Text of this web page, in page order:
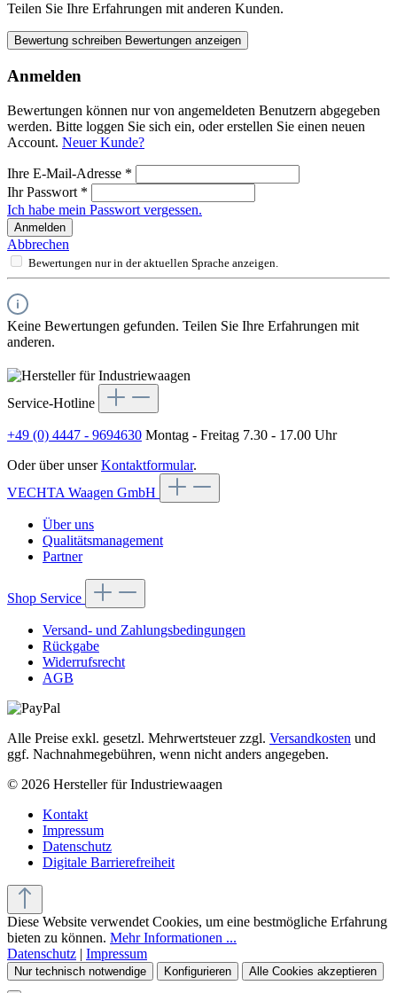
Teilen Sie Ihre Erfahrungen mit anderen Kunden.
Bewertung schreiben Bewertungen anzeigen
Anmelden
Bewertungen können nur von angemeldeten Benutzern abgegeben
werden. Bitte loggen Sie sich ein, oder erstellen Sie einen neuen
Account. Neuer Kunde?
Ihre E-Mail-Adresse *
Ihr Passwort *
Ich habe mein Passwort vergessen.
Anmelden
Abbrechen
Bewertungen nur in der aktuellen Sprache anzeigen.
Keine Bewertungen gefunden. Teilen Sie Ihre Erfahrungen mit
anderen.
Service-Hotline
+49 (0) 4447 - 9694630 Montag - Freitag 7.30 - 17.00 Uhr
Oder über unserKontaktformular.
VECHTA Waagen GmbH
Über uns
Qualitätsmanagement
Partner
Shop Service
Versand- und Zahlungsbedingungen
Rückgabe
Widerrufsrecht
AGB
Alle Preise exkl. gesetzl. Mehrwertsteuer zzgl. Versandkosten und
ggf. Nachnahmegebühren, wenn nicht anders angegeben.
© 2026 Hersteller für Industriewaagen
Kontakt
Impressum
Datenschutz
Digitale Barrierefreiheit
Diese Website verwendet Cookies, um eine bestmögliche Erfahrung
bieten zu können. Mehr Informationen ...
Datenschutz | Impressum
Nur technisch notwendige Konfigurieren Alle Cookies akzeptieren